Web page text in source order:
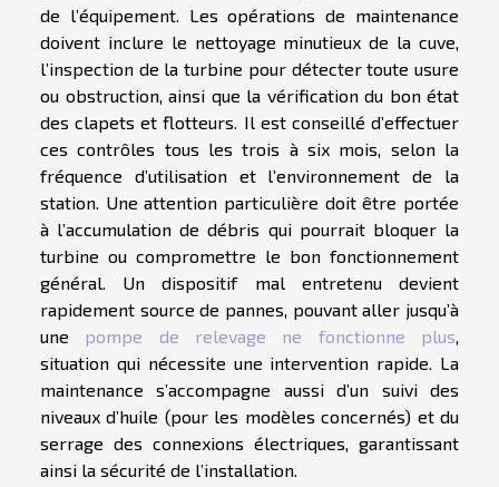
de l’équipement. Les opérations de maintenance
doivent inclure le nettoyage minutieux de la cuve,
l’inspection de la turbine pour détecter toute usure
ou obstruction, ainsi que la vérification du bon état
des clapets et flotteurs. Il est conseillé d’effectuer
ces contrôles tous les trois à six mois, selon la
fréquence d’utilisation et l’environnement de la
station. Une attention particulière doit être portée
à l’accumulation de débris qui pourrait bloquer la
turbine ou compromettre le bon fonctionnement
général. Un dispositif mal entretenu devient
rapidement source de pannes, pouvant aller jusqu’à
une pompe de relevage ne fonctionne plus
situation qui nécessite une intervention rapide. La
maintenance s’accompagne aussi d’un suivi des
niveaux d’huile (pour les modèles concernés) et du
serrage des connexions électriques, garantissant
ainsi la sécurité de l’installation.